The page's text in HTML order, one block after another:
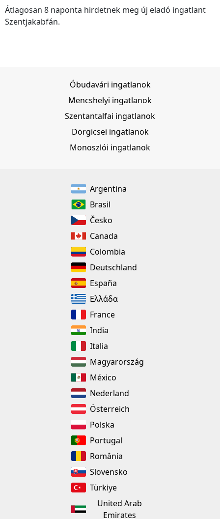
Átlagosan 8 naponta hirdetnek meg új eladó ingatlant
Szentjakabfán.
Óbudavári ingatlanok
Mencshelyi ingatlanok
Szentantalfai ingatlanok
Dörgicsei ingatlanok
Monoszlói ingatlanok
Argentina
Brasil
Česko
Canada
Colombia
Deutschland
España
Ελλάδα
France
India
Italia
Magyarország
México
Nederland
Österreich
Polska
Portugal
România
Slovensko
Türkiye
United Arab
Emirates